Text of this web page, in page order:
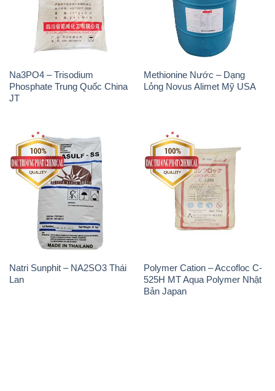
Na3PO4 – Trisodium
Phosphate Trung Quốc China
JT
Methionine Nước – Dạng
Lỏng Novus Alimet Mỹ USA
Natri Sunphit – NA2SO3 Thái
Lan
Polymer Cation – Accofloc C-
525H MT Aqua Polymer Nhật
Bản Japan